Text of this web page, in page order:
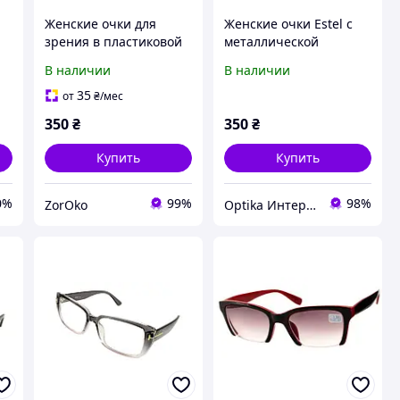
Женские очки для
зрения в пластиковой
В наличии
от35 ₴/мес
350 ₴
Купить
ZorOko 99%
Женские очки Estel с
металлической
оправой плюсовые и
В наличии
350₴
Купить
Optika Интернет Магазин 98%